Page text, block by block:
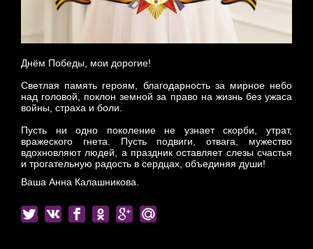
Днём Победы, мои дорогие!
Светлая память героям, благодарность за мирное небо
над головой, поклон земной за право на жизнь без ужаса
войны, страха и боли.
Пусть ни одно поколение не узнает скорби, утрат,
вражеского гнета. Пусть подвиги, отвага, мужество
вдохновляют людей, а праздник оставляет слезы счастья
и трогательную радость в сердцах, объединяя души!
Ваша Анна Калашникова.